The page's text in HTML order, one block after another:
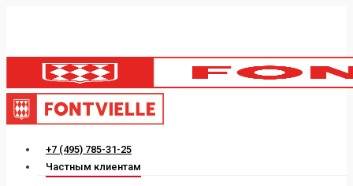
content
Menu
+7 (495) 785-31-25
Частным клиентам